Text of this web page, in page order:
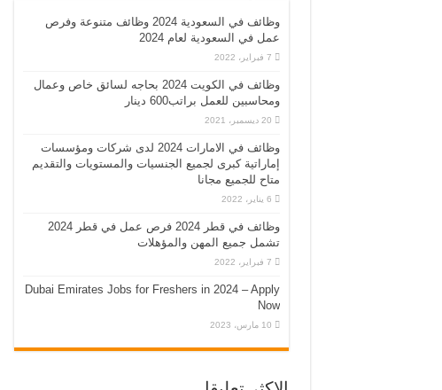
وظائف في السعودية 2024 وظائف متنوعة وفرص
عمل في السعودية لعام 2024
7 فبراير، 2022
وظائف في الكويت 2024 بحاجه لسائق خاص وعمال
ومحاسبين للعمل براتب600 دينار
20 ديسمبر، 2021
وظائف في الامارات 2024 لدى شركات ومؤسسات
إماراتية كبرى لجميع الجنسيات والمستويات والتقديم
متاح للجميع مجانا
6 يناير، 2022
وظائف في قطر 2024 فرص عمل في قطر 2024
تشمل جميع المهن والمؤهلات
7 فبراير، 2022
Dubai Emirates Jobs for Freshers in 2024 – Apply
Now
10 مارس، 2023